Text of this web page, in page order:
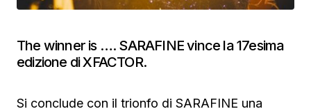
The winner is …. SARAFINE vince la 17esima
edizione di XFACTOR.
Si conclude con il trionfo di SARAFINE una